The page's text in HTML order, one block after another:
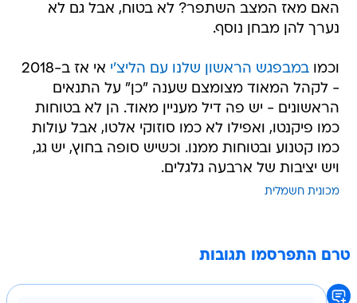
האם מאז המצב השתפר? לא בטוח, אבל גם לא
נערך להן מבחן נוסף.
וכמובמבפגש הראשון שלנו עם הליצ'י
אי אז ב-2018
- לקהל המאוד מצומצם שענה "כן" על התנאים
הראשונים - יש פה דיל מעניין מאוד. הן לא בטוחות
כמו פיקנטו, ואפילו לא כמו סוזוקי אלטו, אבל עולות
כמו קטנוע ובטוחות ממנו. וכשיש סופה בחוץ, יש גג,
ויש יציבות של ארבעה גלגלים.
מכונית חשמלית
טרם התפרסמו תגובות